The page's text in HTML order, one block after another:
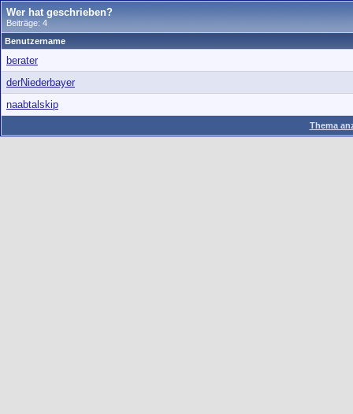
Wer hat geschrieben?
Beiträge: 4
Benutzername
berater
derNiederbayer
naabtalskip
Thema